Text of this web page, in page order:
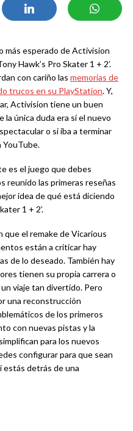
más esperado de Activision
Hawk’s Pro Skater 1 + 2’.
con cariño las memorias de
trucos en su PlayStation. Y,
Activision tiene un buen
la única duda era si el nuevo
o si iba a terminar
YouTube.
es el juego que debes
reunido las primeras reseñas
idea de qué está diciendo
1 + 2’.
que el remake de Vicarious
están a criticar hay
de lo deseado. También hay
tienen su propia carrera o
viaje tan divertido. Pero
una reconstrucción
de los primeros
con nuevas pistas y la
para los nuevos
configurar para que sean
estás detrás de una